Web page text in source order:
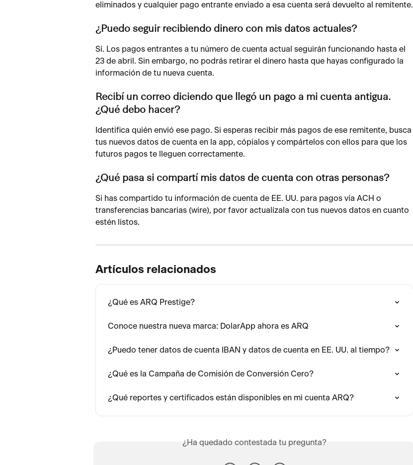
eliminados y cualquier pago entrante enviado a esa cuenta será devuelto al remitente.
¿Puedo seguir recibiendo dinero con mis datos actuales?
Sí. Los pagos entrantes a tu número de cuenta actual seguirán funcionando hasta el
23 de abril. Sin embargo, no podrás retirar el dinero hasta que hayas configurado la
información de tu nueva cuenta.
Recibí un correo diciendo que llegó un pago a mi cuenta antigua.
¿Qué debo hacer?
Identifica quién envió ese pago. Si esperas recibir más pagos de ese remitente, busca
tus nuevos datos de cuenta en la app, cópialos y compártelos con ellos para que los
futuros pagos te lleguen correctamente.
¿Qué pasa si compartí mis datos de cuenta con otras personas?
Si has compartido tu información de cuenta de EE. UU. para pagos vía ACH o
transferencias bancarias (wire), por favor actualízala con tus nuevos datos en cuanto
estén listos.
Artículos relacionados
¿Qué es ARQ Prestige?
Conoce nuestra nueva marca: DolarApp ahora es ARQ
¿Puedo tener datos de cuenta IBAN y datos de cuenta en EE. UU. al tiempo?
¿Qué es la Campaña de Comisión de Conversión Cero?
¿Qué reportes y certificados están disponibles en mi cuenta ARQ?
¿Ha quedado contestada tu pregunta?